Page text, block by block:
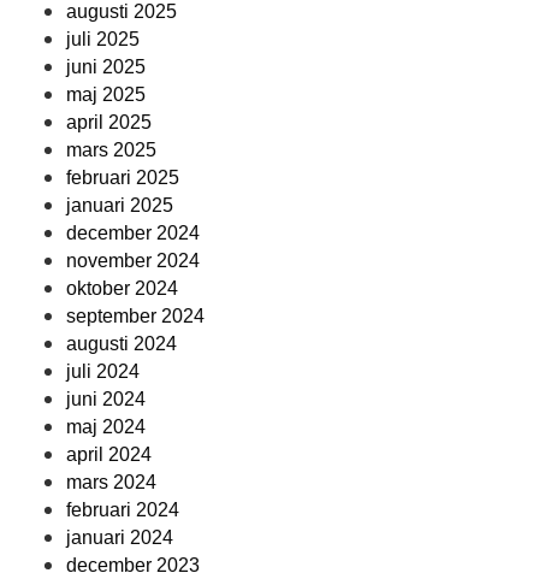
augusti 2025
juli 2025
juni 2025
maj 2025
april 2025
mars 2025
februari 2025
januari 2025
december 2024
november 2024
oktober 2024
september 2024
augusti 2024
juli 2024
juni 2024
maj 2024
april 2024
mars 2024
februari 2024
januari 2024
december 2023